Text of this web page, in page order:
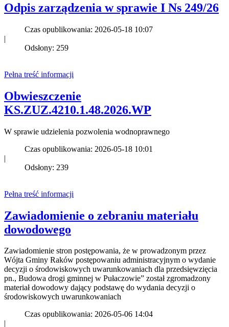
Odpis zarządzenia w sprawie I Ns 249/26
Czas opublikowania: 2026-05-18 10:07
|
Odsłony: 259
Pełna treść informacji
Obwieszczenie
KS.ZUZ.4210.1.48.2026.WP
W sprawie udzielenia pozwolenia wodnoprawnego
Czas opublikowania: 2026-05-18 10:01
|
Odsłony: 239
Pełna treść informacji
Zawiadomienie o zebraniu materiału
dowodowego
Zawiadomienie stron postępowania, że w prowadzonym przez
Wójta Gminy Raków postępowaniu administracyjnym o wydanie
decyzji o środowiskowych uwarunkowaniach dla przedsięwzięcia
pn., Budowa drogi gminnej w Pułaczowie” został zgromadzony
materiał dowodowy dający podstawę do wydania decyzji o
środowiskowych uwarunkowaniach
Czas opublikowania: 2026-05-06 14:04